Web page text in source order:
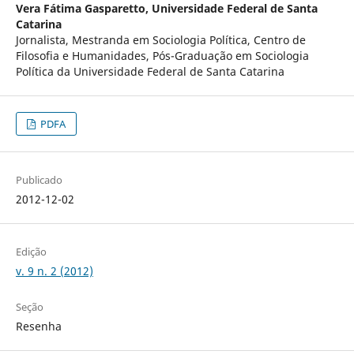
Vera Fátima Gasparetto, Universidade Federal de Santa
Catarina
Jornalista, Mestranda em Sociologia Política, Centro de
Filosofia e Humanidades, Pós-Graduação em Sociologia
Política da Universidade Federal de Santa Catarina
PDFA
Publicado
2012-12-02
Edição
v. 9 n. 2 (2012)
Seção
Resenha